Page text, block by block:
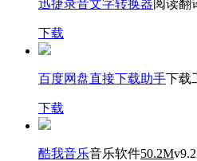
迅捷录音文字转换器 阅读翻
下载
百度网盘直接下载助手下载
下载
酷我音乐音乐软件50.2M